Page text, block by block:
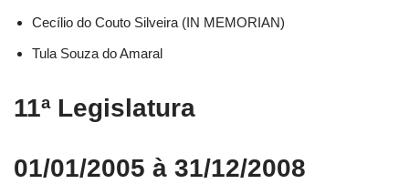
Cecílio do Couto Silveira (IN MEMORIAN)
Tula Souza do Amaral
11ª Legislatura
01/01/2005 à 31/12/2008